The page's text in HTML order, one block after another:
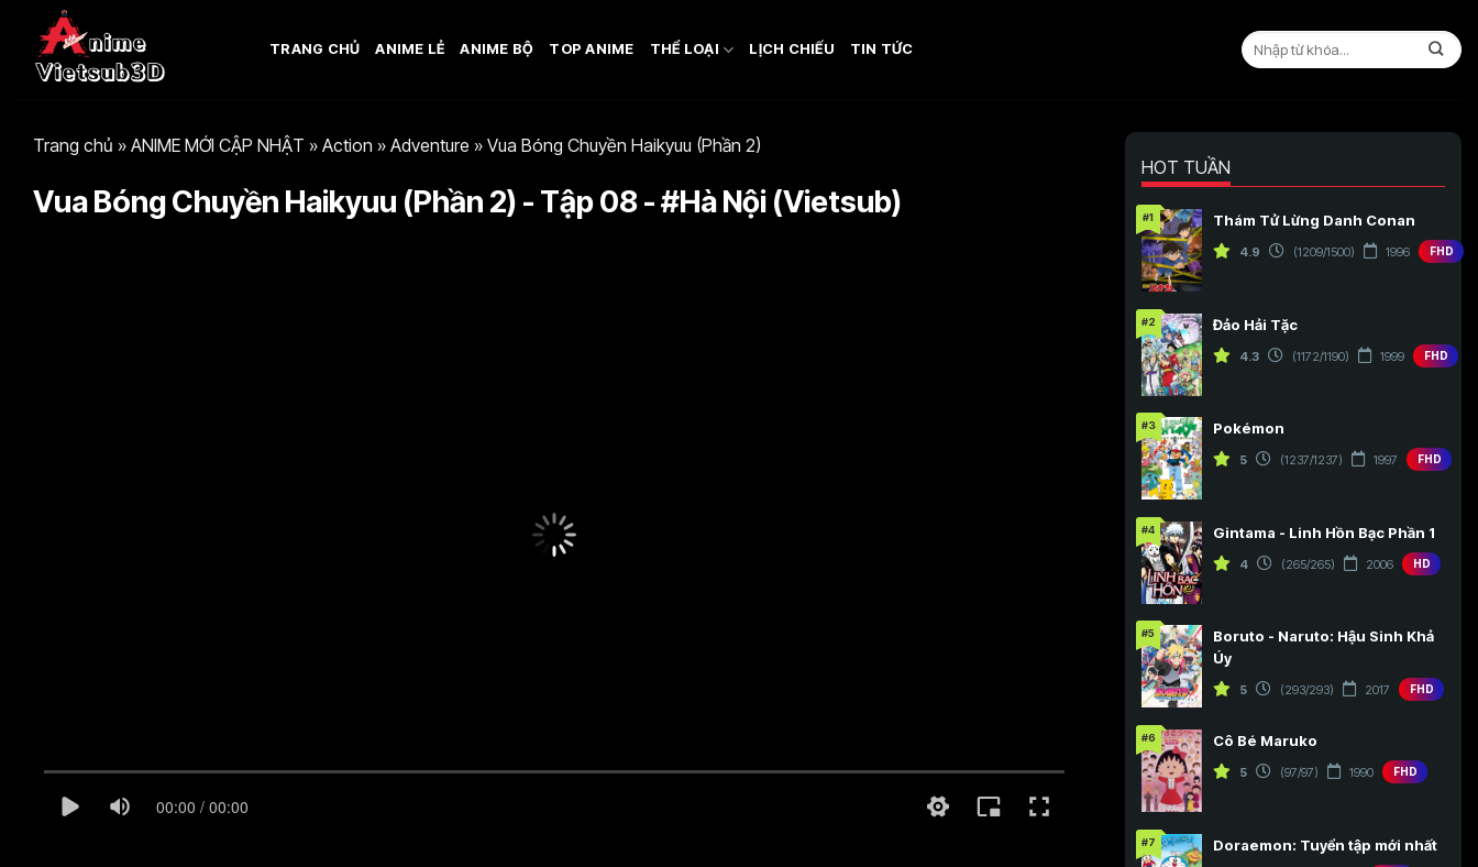
TRANG CHỦ ANIME LẺ ANIME BỘ TOP ANIME THỂ LOẠI LỊCH CHIẾU TIN TỨC
Trang chủ » ANIME MỚI CẬP NHẬT » Action » Adventure » Vua Bóng Chuyền Haikyuu (Phần 2)
Vua Bóng Chuyền Haikyuu (Phần 2) - Tập 08 - #Hà Nội (Vietsub)
00:00 / 00:00
HOT TUẦN
#1 Thám Tử Lừng Danh Conan
4.9 (1209/1500) 1996 FHD
#2 Đảo Hải Tặc
4.3 (1172/1190) 1999 FHD
#3 Pokémon
5 (1237/1237) 1997 FHD
#4 Gintama - Linh Hồn Bạc Phần 1
4 (265/265) 2006 HD
#5
Boruto - Naruto: Hậu Sinh Khả
Úy
5 (293/293) 2017 FHD
#6 Cô Bé Maruko
5 (97/97) 1990 FHD
#7 Doraemon: Tuyển tập mới nhất